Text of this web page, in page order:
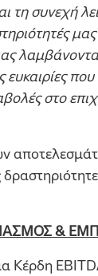
τη συνεχή
ευκαιρίες
στο
&
Κέρδη